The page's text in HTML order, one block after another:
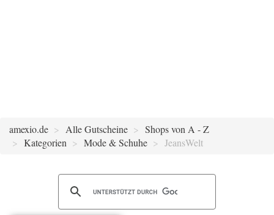
amexio.de Alle Gutscheine
Shops von A - Z
Kategorien
Mode & Schuhe JeansWelt